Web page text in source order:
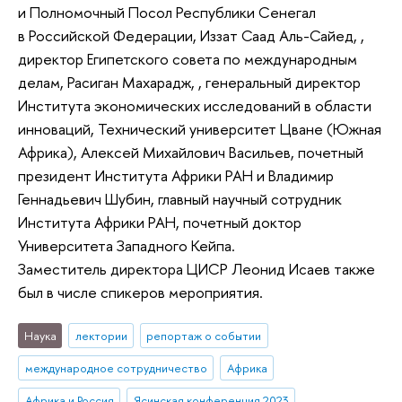
и Полномочный Посол Республики Сенегал
в Российской Федерации, Иззат Саад Аль-Сайед, ,
директор Египетского совета по международным
делам, Расиган Махарадж, , генеральный директор
Института экономических исследований в области
инноваций, Технический университет Цване (Южная
Африка), Алексей Михайлович Васильев, почетный
президент Института Африки РАН и Владимир
Геннадьевич Шубин, главный научный сотрудник
Института Африки РАН, почетный доктор
Университета Западного Кейпа.
Заместитель директора ЦИСР Леонид Исаев также
был в числе спикеров мероприятия.
Наука лектории
репортаж о событии
международное сотрудничество
Африка